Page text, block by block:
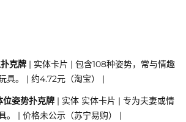
克牌 | 实体卡片 | 包含108种姿势，常与情趣
具。 | 约4.72元（淘宝） |
位姿势扑克牌 | 实体 实体卡片 | 专为夫妻或情
。 | 价格未公示（苏宁易购） |